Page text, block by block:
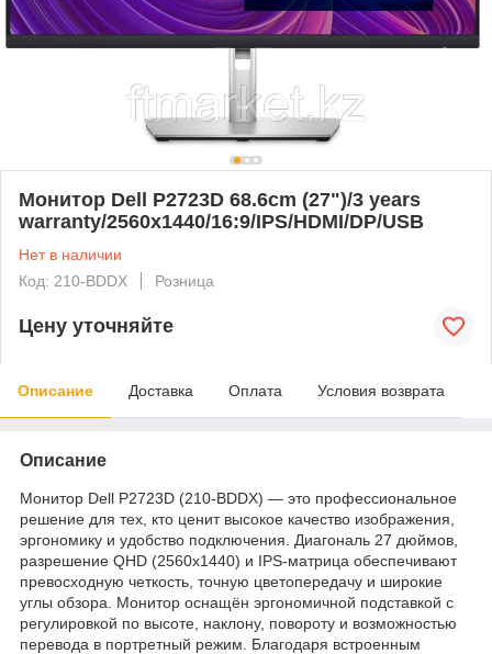
Монитор Dell P2723D 68.6cm (27")/3 years
warranty/2560x1440/16:9/IPS/HDMI/DP/USB
Нет в наличии
Код: 210-BDDX
Розница
Цену уточняйте
Описание Доставка Оплата Условия возврата
Описание
Монитор Dell P2723D (210-BDDX) — это профессиональное
решение для тех, кто ценит высокое качество изображения,
эргономику и удобство подключения. Диагональ 27 дюймов,
разрешение QHD (2560x1440) и IPS-матрица обеспечивают
превосходную четкость, точную цветопередачу и широкие
углы обзора. Монитор оснащён эргономичной подставкой с
регулировкой по высоте, наклону, повороту и возможностью
перевода в портретный режим. Благодаря встроенным